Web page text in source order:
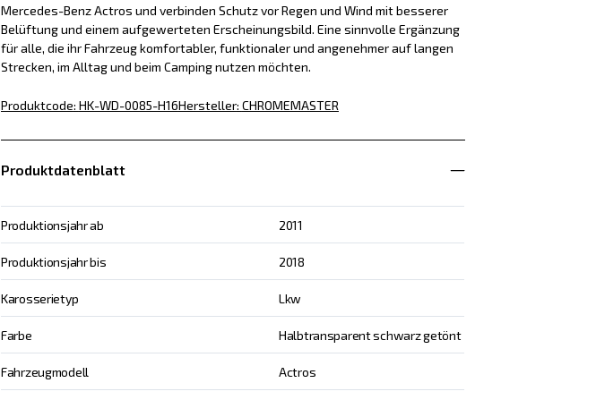
Mercedes-Benz Actros und verbinden Schutz vor Regen und Wind mit besserer
Belüftung und einem aufgewerteten Erscheinungsbild. Eine sinnvolle Ergänzung
für alle, die ihr Fahrzeug komfortabler, funktionaler und angenehmer auf langen
Strecken, im Alltag und beim Camping nutzen möchten.
Produktcode: HK-WD-0085-H16Hersteller: CHROMEMASTER
Produktdatenblatt
Produktionsjahr ab 2011
Produktionsjahr bis 2018
Karosserietyp Lkw
Farbe Halbtransparent schwarz getönt
Fahrzeugmodell Actros